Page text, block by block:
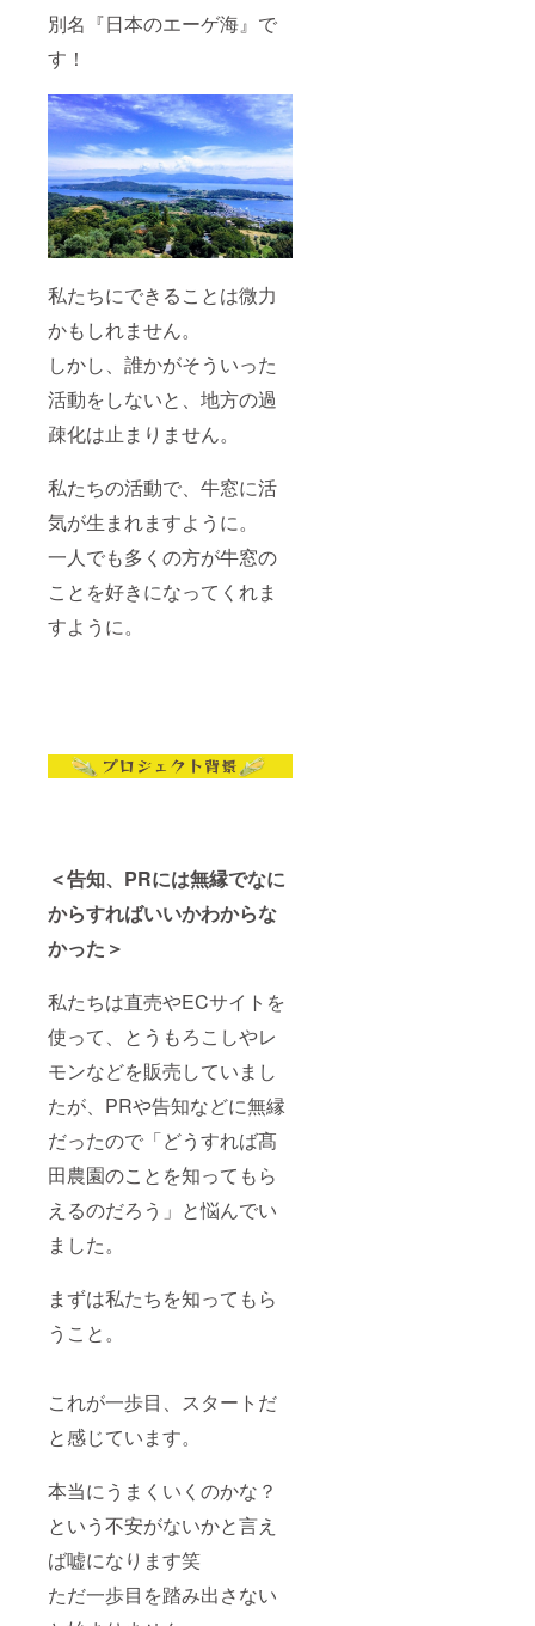
別名『日本のエーゲ海』で
す！
私たちにできることは微力
かもしれません。
しかし、誰かがそういった
活動をしないと、地方の過
疎化は止まりません。
私たちの活動で、牛窓に活
気が生まれますように。
一人でも多くの方が牛窓の
ことを好きになってくれま
すように。
＜告知、PRには無縁でなに
からすればいいかわからな
かった＞
私たちは直売やECサイトを
使って、とうもろこしやレ
モンなどを販売していまし
たが、PRや告知などに無縁
だったので「どうすれば髙
田農園のことを知ってもら
えるのだろう」と悩んでい
ました。
まずは私たちを知ってもら
うこと。
これが一歩目、スタートだ
と感じています。
本当にうまくいくのかな？
という不安がないかと言え
ば嘘になります笑
ただ一歩目を踏み出さない